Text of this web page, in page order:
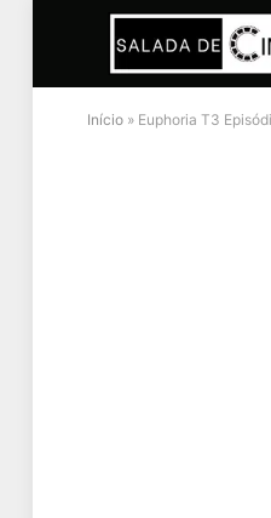
Início » Euphoria T3